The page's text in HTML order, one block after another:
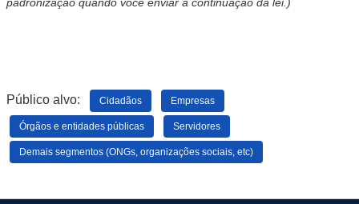
Público alvo: Cidadãos Empresas
Órgãos e entidades públicas Servidores
Demais segmentos (ONGs, organizações sociais, etc)